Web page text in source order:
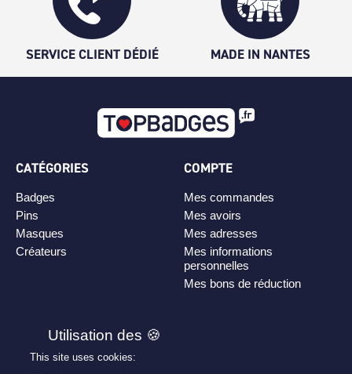
SERVICE CLIENT DÉDIÉ MADE IN NANTES
CATÉGORIES
Badges
Pins
Masques
Créateurs
COMPTE
Mes commandes
Mes avoirs
Mes adresses
Mes informations
personnelles
Mes bons de réduction
PLAN DE SITE
Personnaliser son badge
This site uses cookies: